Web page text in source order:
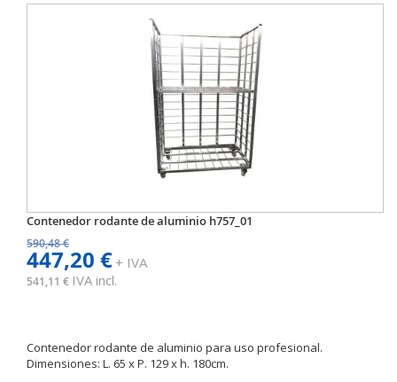
Contenedor rodante de aluminio h757_01
590,48 €
447,20 €+ IVA
541,11 € IVA incl.
Contenedor rodante de aluminio para uso profesional.
Dimensiones: L. 65 x P. 129 x h. 180cm.